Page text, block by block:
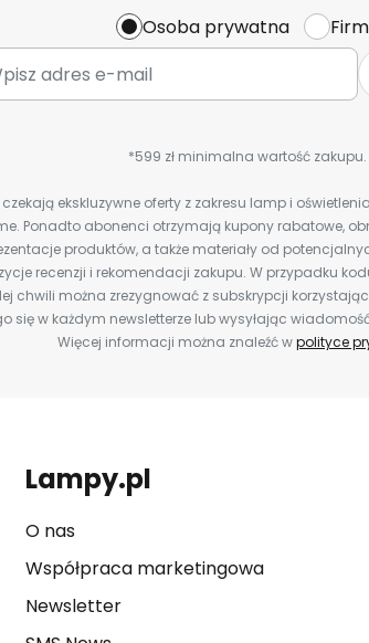
Osoba prywatna
*599 zł minimalna wartość zakupu.
ekskluzywne oferty z zakresu lamp i
Ponadto abonenci otrzymają kupony rabatowe,
produktów, a także materiały od
recenzji i rekomendacji zakupu. W przypadku
chwili można zrezygnować z subskrypcji
się w każdym newsletterze lub wysyłając
Więcej informacji można znaleźć wpolityce
Lampy.pl
O nas
Współpraca marketingowa
Newsletter